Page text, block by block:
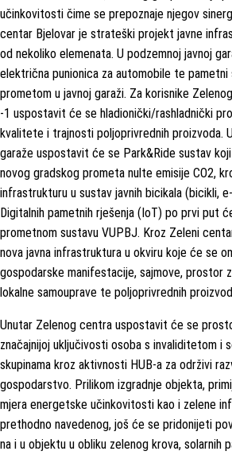
učinkovitosti čime se prepoznaje njegov
centar Bjelovar je strateški projekt javne
od nekoliko elemenata. U podzemnoj javnoj
električna punionica za automobile te pametni
prometom u javnoj garaži. Za korisnike
-1 uspostavit će se hladionički/rashladnički
kvalitete i trajnosti poljoprivrednih proizvoda.
garaže uspostavit će se Park&Ride sustav
novog gradskog prometa nulte emisije CO2,
infrastrukturu u sustav javnih bicikala (bicikli,
Digitalnih pametnih rješenja (IoT) po prvi put
prometnom sustavu VUPBJ. Kroz Zeleni
nova javna infrastruktura u okviru koje će se
gospodarske manifestacije, sajmove, prostor
lokalne samouprave te poljoprivrednih
Unutar Zelenog centra uspostavit će se
značajnijoj uključivosti osoba s invaliditetom i
skupinama kroz aktivnosti HUB-a za održivi
gospodarstvo. Prilikom izgradnje objekta,
mjera energetske učinkovitosti kao i zelene
prethodno navedenog, još će se pridonijeti
na i u objektu u obliku zelenog krova, solarnih